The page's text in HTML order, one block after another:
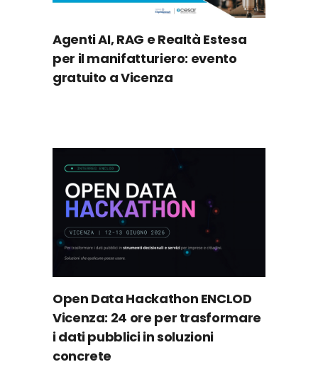
Agenti AI, RAG e Realtà Estesa
per il manifatturiero: evento
gratuito a Vicenza
Open Data Hackathon ENCLOD
Vicenza: 24 ore per trasformare
i dati pubblici in soluzioni
concrete